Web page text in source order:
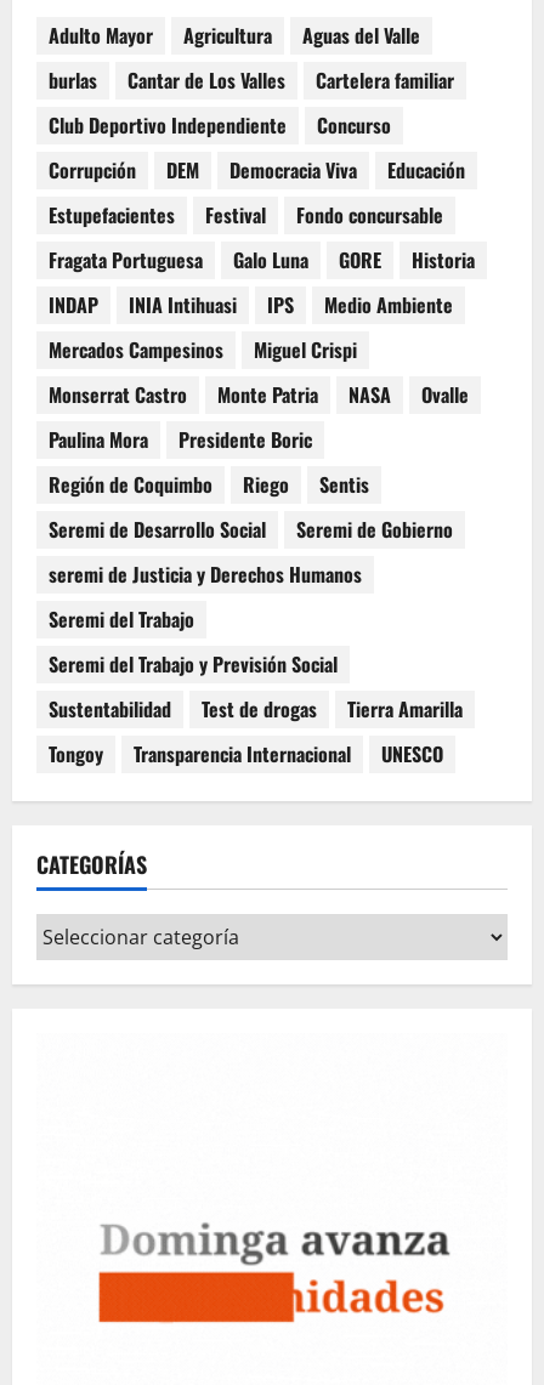
Adulto Mayor Agricultura
Aguas del Valle
burlas
Cantar de Los Valles
Cartelera familiar
Club Deportivo Independiente
Concurso
Corrupción
DEM Democracia Viva
Educación
Estupefacientes
Festival
Fondo concursable
Fragata Portuguesa
Galo Luna GORE
Historia
INDAP
INIA Intihuasi IPS
Medio Ambiente
Mercados Campesinos
Miguel Crispi
Monserrat Castro
Monte Patria NASA
Ovalle
Paulina Mora
Presidente Boric
Región de Coquimbo
Riego
Sentis
Seremi de Desarrollo Social
Seremi de Gobierno
seremi de Justicia y Derechos Humanos
Seremi del Trabajo
Seremi del Trabajo y Previsión Social
Sustentabilidad
Test de drogas
Tierra Amarilla
Tongoy
Transparencia Internacional UNESCO
CATEGORÍAS
Categorías